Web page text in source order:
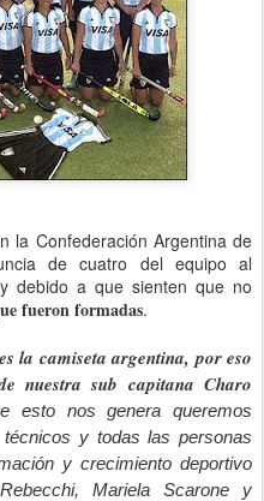
la Confederación Argentina de
de cuatro del equipo al
debido a que sienten que no
fueron formadas.
la camiseta argentina, por eso
nuestra sub capitana Charo
esto nos genera queremos
y todas las personas
y crecimiento deportivo
Mariela Scarone y